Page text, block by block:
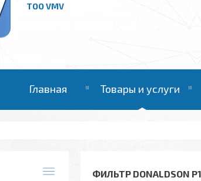
ТОО VMV
Главная Товары и услуги
ФИЛЬТР DONALDSON